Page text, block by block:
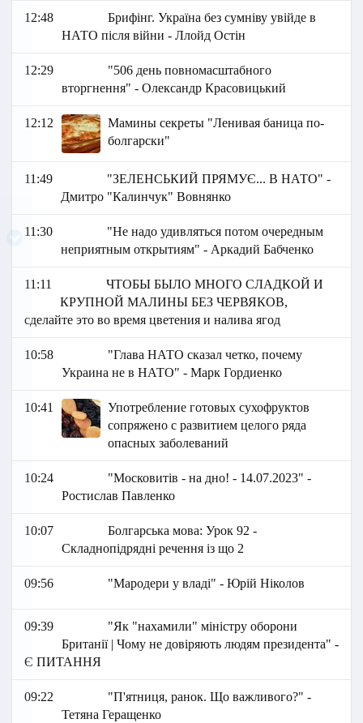
12:48
Брифінг. Україна без сумніву увійде в
НАТО після війни - Ллойд Остін
12:29
"506 день повномасштабного
вторгнення" - Олександр Красовицький
12:12
Мамины секреты "Ленивая баница по-
болгарски"
11:49
"ЗЕЛЕНСЬКИЙ ПРЯМУЄ... В НАТО" -
Дмитро "Калинчук" Вовнянко
11:30
"Не надо удивляться потом очередным
неприятным открытиям" - Аркадий Бабченко
11:11
ЧТОБЫ БЫЛО МНОГО СЛАДКОЙ И
КРУПНОЙ МАЛИНЫ БЕЗ ЧЕРВЯКОВ,
сделайте это во время цветения и налива ягод
10:58
"Глава НАТО сказал четко, почему
Украина не в НАТО" - Марк Гордиенко
10:41
Употребление готовых сухофруктов
сопряжено с развитием целого ряда
опасных заболеваний
10:24
"Московитів - на дно! - 14.07.2023" -
Ростислав Павленко
10:07
Болгарська мова: Урок 92 -
Складнопідрядні речення із що 2
09:56 "Мародери у владі" - Юрій Ніколов
09:39
"Як "нахамили" міністру оборони
Британії | Чому не довіряють людям президента" -
Є ПИТАННЯ
09:22
"П'ятниця, ранок. Що важливого?" -
Тетяна Геращенко